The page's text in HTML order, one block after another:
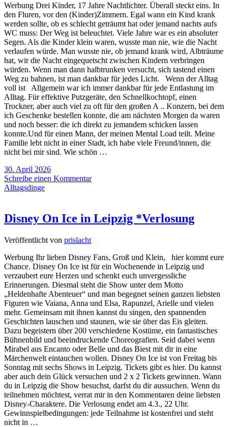
Werbung Drei Kinder, 17 Jahre Nachtlichter. Überall steckt eins. In
den Fluren, vor den (Kinder)Zimmern. Egal wann ein Kind krank
werden sollte, ob es schlecht geträumt hat oder jemand nachts aufs
WC muss: Der Weg ist beleuchtet. Viele Jahre war es ein absoluter
Segen. Als die Kinder klein waren, wusste man nie, wie die Nacht
verlaufen würde. Man wusste nie, ob jemand krank wird, Albträume
hat, wir die Nacht eingequetscht zwischen Kindern verbringen
würden. Wenn man dann halbtrunken versucht, sich tastend einen
Weg zu bahnen, ist man dankbar für jedes Licht. Wenn der Alltag
voll ist Allgemein war ich immer dankbar für jede Entlastung im
Alltag. Für effektive Putzgeräte, den Schnellkochtopf, einen
Trockner, aber auch viel zu oft für den großen A .. Konzern, bei dem
ich Geschenke bestellen konnte, die am nächsten Morgen da waren
und noch besser: die ich direkt zu jemandem schicken lassen
konnte.Und für einen Mann, der meinen Mental Load teilt. Meine
Familie lebt nicht in einer Stadt, ich habe viele Freund/innen, die
nicht bei mir sind. Wie schön …
30. April 2026
Schreibe einen Kommentar
Alltagsdinge
Disney On Ice in Leipzig *Verlosung
Veröffentlicht von prislacht
Werbung Ihr lieben Disney Fans, Groß und Klein, hier kommt eure
Chance. Disney On Ice ist für ein Wochenende in Leipzig und
verzaubert eure Herzen und schenkt euch unvergessliche
Erinnerungen. Diesmal steht die Show unter dem Motto
„Heldenhafte Abenteuer“ und man begegnet seinen ganzen liebsten
Figuren wie Vaiana, Anna und Elsa, Rapunzel, Arielle und vielen
mehr. Gemeinsam mit ihnen kannst du singen, den spannenden
Geschichten lauschen und staunen, wie sie über das Eis gleiten.
Dazu begeistern über 200 verschiedene Kostüme, ein fantastisches
Bühnenbild und beeindruckende Choreografien. Seid dabei wenn
Mirabel aus Encanto oder Belle und das Biest mit dir in eine
Märchenwelt eintauchen wollen. Disney On Ice ist von Freitag bis
Sonntag mit sechs Shows in Leipzig. Tickets gibt es hier. Du kannst
aber auch dein Glück versuchen und 2 x 2 Tickets gewinnen. Wann
du in Leipzig die Show besuchst, darfst du dir aussuchen. Wenn du
teilnehmen möchtest, verrat mir in den Kommentaren deine liebsten
Disney-Charaktere. Die Verlosung endet am 4.3., 22 Uhr.
Gewinnspielbedingungen: jede Teilnahme ist kostenfrei und steht
nicht in …